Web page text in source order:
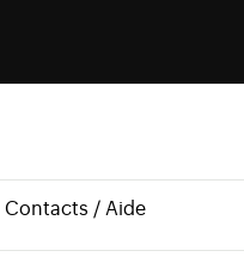
Contacts / Aide